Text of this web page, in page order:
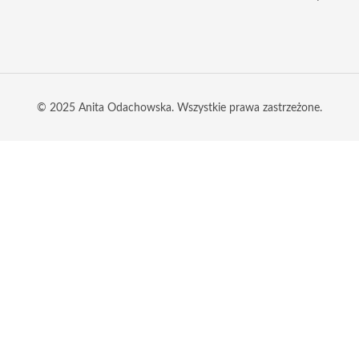
© 2025 Anita Odachowska. Wszystkie prawa zastrzeżone.